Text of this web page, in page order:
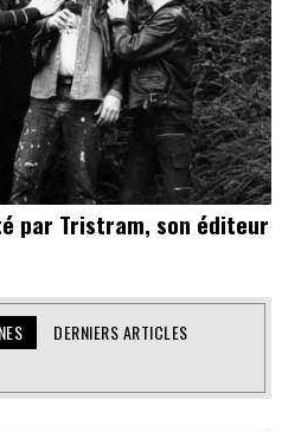
par Tristram, son éditeur
DERNIERS ARTICLES